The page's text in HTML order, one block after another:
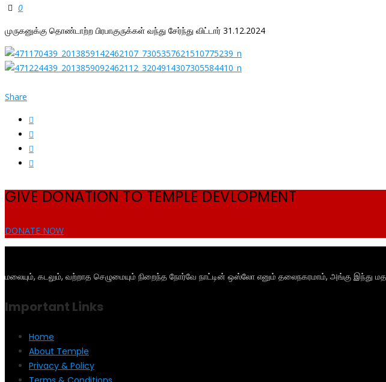
0
முருகனுக்கு தொண்டாற்ற பிரபாகுருக்கள் வந்து சேர்ந்து விட்டார் 31.12.2024
Share
GIVE DONATION TO TEMPLE DEVLOPMENT
DONATE NOW
மலையும், கடலும், வற்றாத செழுமையும் நிறைந்த நோர்வே நாட்டின் ஒஸ்லோ எனும் தலைநகரமாம், அங்கு இந்து
Important Links
Home
About Temple
Privacy & Policy